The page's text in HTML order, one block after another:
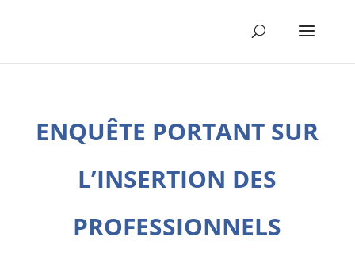
ENQUÊTE PORTANT SUR
L’INSERTION DES
PROFESSIONNELS